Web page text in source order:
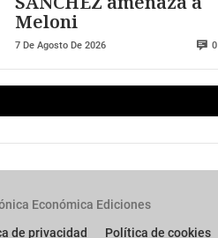
Meloni
7 De Agosto De 2026 0
Económica Ediciones
de privacidad Política de cookies